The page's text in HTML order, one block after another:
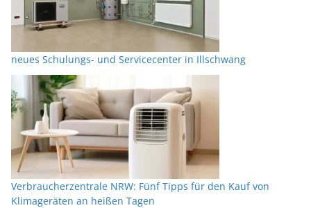
neues Schulungs- und Servicecenter in Illschwang
Verbraucherzentrale NRW: Fünf Tipps für den Kauf von
Klimageräten an heißen Tagen